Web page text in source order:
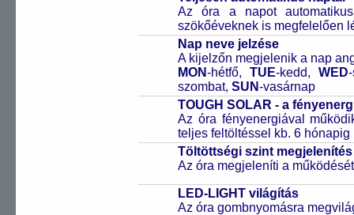
Az óra a napot
szökőéveknek is megfelelően
Nap neve jelzése
A kijelzőn megjelenik a nap
MON-hétfő, TUE-kedd, WED
szombat, SUN-vasárnap
TOUGH SOLAR - a
Az óra fényenergiával
teljes feltöltéssel kb. 6
Töltöttségi szint megjelenítés
Az óra megjeleníti a
LED-LIGHT világítás
Az óra gombnyomásra